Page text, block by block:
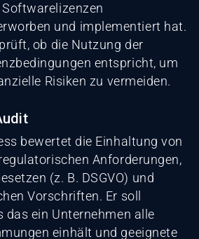
und implementiert hat.
ob die Nutzung der
entspricht, um
Risiken zu vermeiden.
bewertet die Einhaltung von
Anforderungen,
(z. B. DSGVO) und
Vorschriften. Er soll
das ein Unternehmen alle
einhält und geeignete